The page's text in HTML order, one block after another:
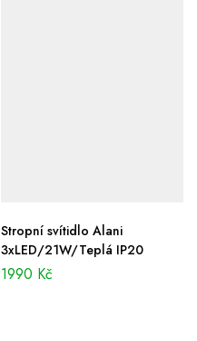
Stropní svítidlo Alani
3xLED/21W/Teplá IP20
1990 Kč